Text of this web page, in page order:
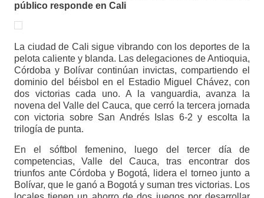
público responde en Cali
La ciudad de Cali sigue vibrando con los deportes de la
pelota caliente y blanda. Las delegaciones de Antioquia,
Córdoba y Bolívar continúan invictas, compartiendo el
dominio del béisbol en el Estadio Miguel Chávez, con
dos victorias cada uno. A la vanguardia, avanza la
novena del Valle del Cauca, que cerró la tercera jornada
con victoria sobre San Andrés Islas 6-2 y escolta la
trilogía de punta.
En el sóftbol femenino, luego del tercer día de
competencias, Valle del Cauca, tras encontrar dos
triunfos ante Córdoba y Bogotá, lidera el torneo junto a
Bolívar, que le ganó a Bogotá y suman tres victorias. Los